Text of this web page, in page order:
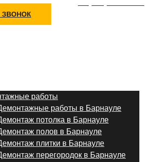
ЗВОНОК
работы
работы в Барнауле
потолка в Барнауле
полов в Барнауле
плитки в Барнауле
перегородок в Барнауле